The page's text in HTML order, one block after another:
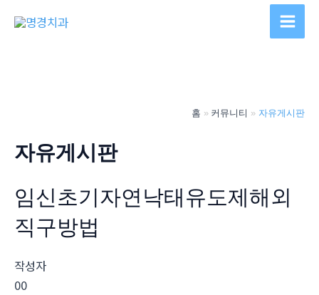
Main
홈 커뮤니티 자유게시판
자유게시판
임신초기자연낙태유도제해외
직구방법
작성자
00